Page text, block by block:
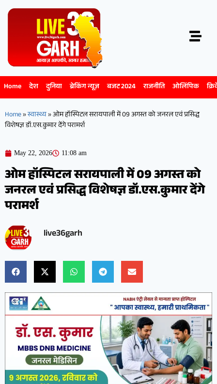
Home देश दुनिया ब्रेकिंग न्यूज़ बजट 2024 राजनीति ओलिंपिक
Home»स्वास्थ्य»ओम हॉस्पिटल सरायपाली में 09 अगस्त को जनरल एवं प्रसिद्ध
विशेषज्ञ डॉ.एस.कुमार देंगे परामर्श
May 22, 2026 11:08 am
ओम हॉस्पिटल सरायपाली में 09 अगस्त को
जनरल एवं प्रसिद्ध विशेषज्ञ डॉ.एस.कुमार देंगे
परामर्श
live36garh